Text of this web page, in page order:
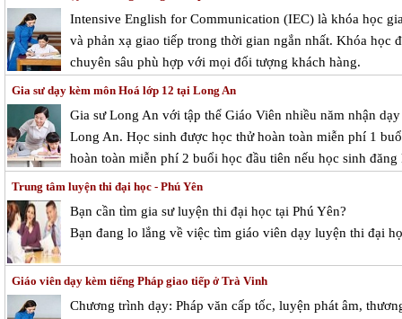
Intensive English for Communication (IEC) là khóa học
và phản xạ giao tiếp trong thời gian ngắn nhất. Khóa học
chuyên sâu phù hợp với mọi đối tượng khách hàng.
Gia sư dạy kèm môn Hoá lớp 12 tại Long An
Gia sư Long An với tập thể Giáo Viên nhiều năm nhận
Long An. Học sinh được học thử hoàn toàn miễn phí 1
hoàn toàn miễn phí 2 buổi học đầu tiên nếu học sinh
Trung tâm luyện thi đại học - Phú Yên
Bạn cần tìm gia sư luyện thi đại học tại Phú Yên?
Bạn đang lo lắng về việc tìm giáo viên dạy luyện thi đại
Giáo viên dạy kèm tiếng Pháp giao tiếp ở Trà Vinh
Chương trình dạy: Pháp văn cấp tốc, luyện phát âm,